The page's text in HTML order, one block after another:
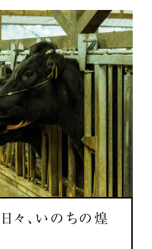
々、いのちの煌